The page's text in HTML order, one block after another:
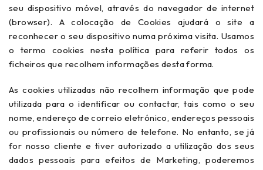
seu dispositivo móvel, através do navegador de internet
(browser). A colocação de Cookies ajudará o site a
reconhecer o seu dispositivo numa próxima visita. Usamos
o termo cookies nesta política para referir todos os
ficheiros que recolhem informações desta forma.
As cookies utilizadas não recolhem informação que pode
utilizada para o identificar ou contactar, tais como o seu
nome, endereço de correio eletrónico, endereços pessoais
ou profissionais ou número de telefone. No entanto, se já
for nosso cliente e tiver autorizado a utilização dos seus
dados pessoais para efeitos de Marketing, poderemos